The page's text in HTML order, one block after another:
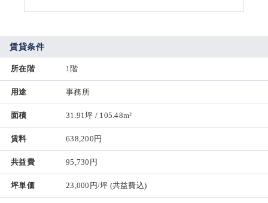
賃貸条件
所在階 1階
用途 事務所
面積 31.91坪 / 105.48m²
賃料 638,200円
共益費 95,730円
坪単価 23,000円/坪 (共益費込)